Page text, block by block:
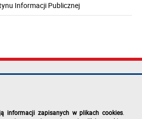
Informacji Publicznej
tel.: +48 17 865
e-mail:
Mapa serwisu
prywatności
informacji zapisanych w plikach cookies